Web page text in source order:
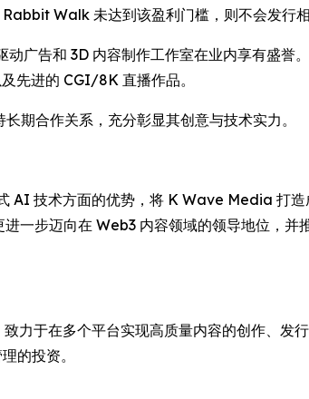
Walk 未达到该盈利门槛，则不会发行相
广告和 3D 内容制作工作室在业内享有盛誉
先进的 CGI/8K 直播作品。
期合作关系，充分彰显其创意与技术实力。
AI 技术方面的优势，将 K Wave Media 打
一步迈向在 Web3 内容领域的领导地位，并
于在多个平台实现高质量内容的创作、发
的投资。